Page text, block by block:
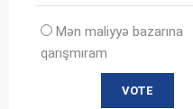
Mən maliyyə bazarına
qarışmıram